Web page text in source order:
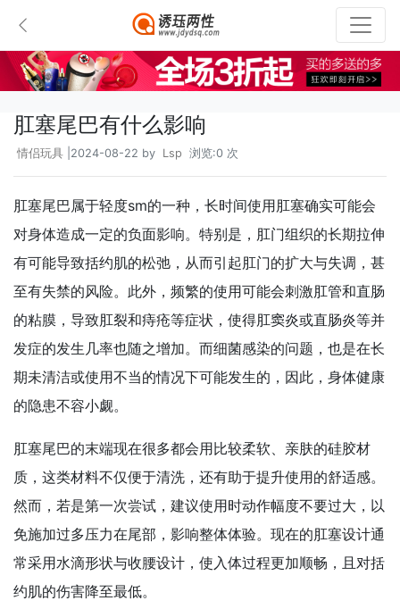
肛塞尾巴有什么影响
情侣玩具 |2024-08-22 by Lsp 浏览:0 次
肛塞尾巴属于轻度sm的一种，长时间使用肛塞确实可能会
对身体造成一定的负面影响。特别是，肛门组织的长期拉伸
有可能导致括约肌的松弛，从而引起肛门的扩大与失调，甚
至有失禁的风险。此外，频繁的使用可能会刺激肛管和直肠
的粘膜，导致肛裂和痔疮等症状，使得肛窦炎或直肠炎等并
发症的发生几率也随之增加。而细菌感染的问题，也是在长
期未清洁或使用不当的情况下可能发生的，因此，身体健康
的隐患不容小觑。
肛塞尾巴的末端现在很多都会用比较柔软、亲肤的硅胶材
质，这类材料不仅便于清洗，还有助于提升使用的舒适感。
然而，若是第一次尝试，建议使用时动作幅度不要过大，以
免施加过多压力在尾部，影响整体体验。现在的肛塞设计通
常采用水滴形状与收腰设计，使入体过程更加顺畅，且对括
约肌的伤害降至最低。